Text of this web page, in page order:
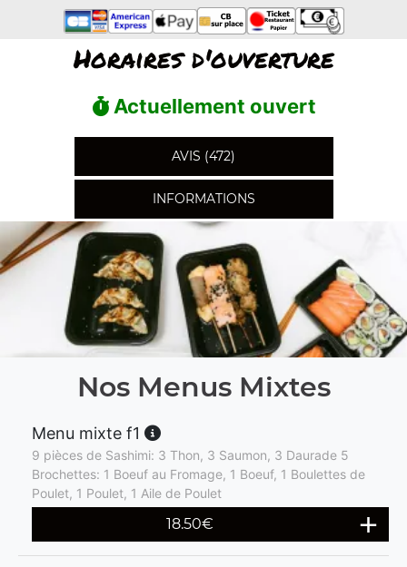
Horaires d'ouverture
Actuellement ouvert
AVIS (472)
INFORMATIONS
Nos Menus Mixtes
Menu mixte f1
9 pièces de Sashimi: 3 Thon, 3 Saumon, 3 Daurade 5
Brochettes: 1 Boeuf au Fromage, 1 Boeuf, 1 Boulettes de
Poulet, 1 Poulet, 1 Aile de Poulet
18.50€